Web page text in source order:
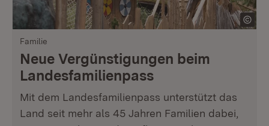
Familie
Neue Vergünstigungen beim
Landesfamilienpass
Mit dem Landesfamilienpass unterstützt das
Land seit mehr als 45 Jahren Familien dabei,